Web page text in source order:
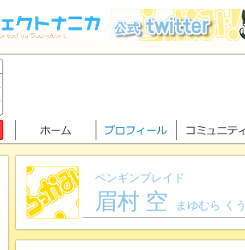
ペンギンブレイド
眉村 空 まゆむら くう